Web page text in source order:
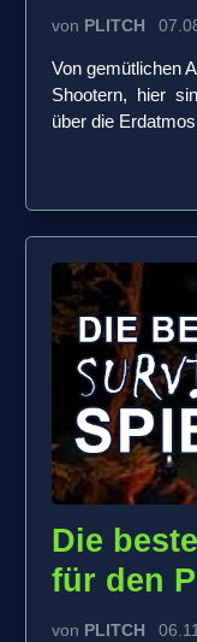
von PLITCH
Von gemütlichen
Shootern, hier
über die
Die
für den
von PLITCH